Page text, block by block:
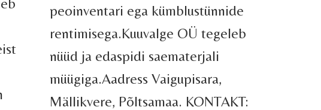
peoinventari ega kümblustünnide
rentimisega.Kuuvalge OÜ tegeleb
nüüd ja edaspidi saematerjali
müügiga.Aadress Vaigupisara,
Mällikvere, Põltsamaa. KONTAKT: